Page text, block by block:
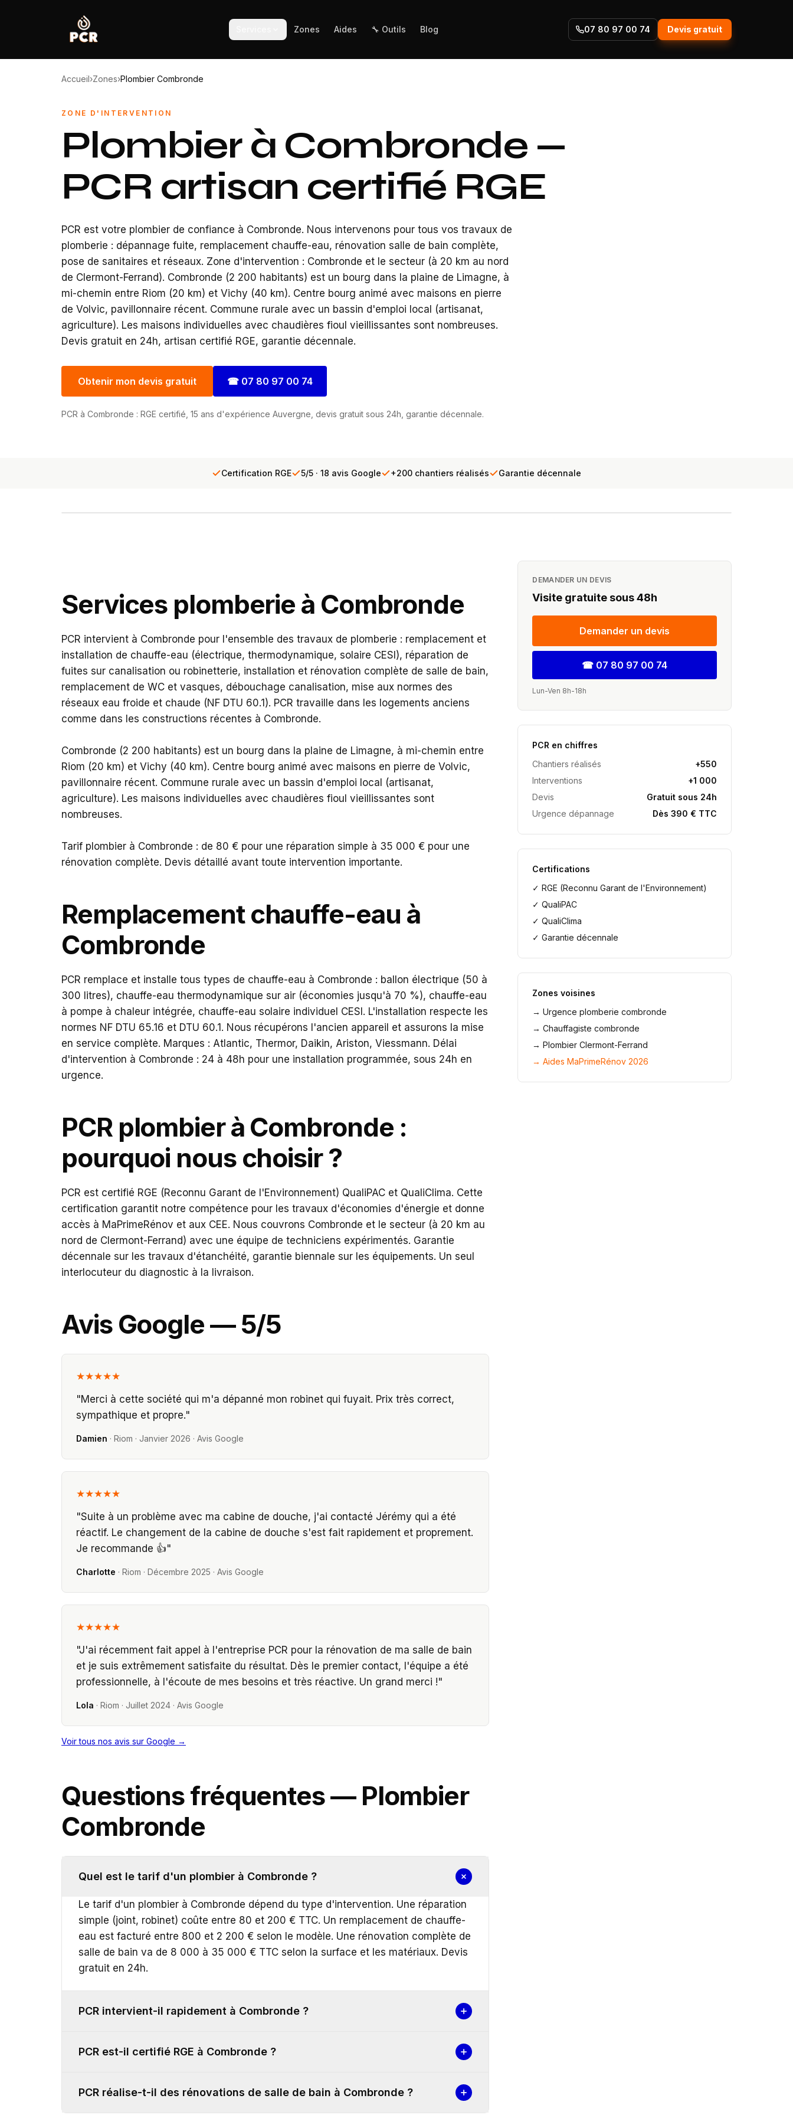
Zones Aides 🔧 Outils Blog 07 80 97 00 74 Devis gratuit
Accueil›Zones›Plombier Combronde
ZONE D'INTERVENTION
Plombier à Combronde —
PCR artisan certifié RGE
PCR est votre plombier de confiance à Combronde. Nous intervenons pour tous vos travaux de
plomberie : dépannage fuite, remplacement chauffe-eau, rénovation salle de bain complète,
pose de sanitaires et réseaux. Zone d'intervention : Combronde et le secteur (à 20 km au nord
de Clermont-Ferrand). Combronde (2 200 habitants) est un bourg dans la plaine de Limagne, à
mi-chemin entre Riom (20 km) et Vichy (40 km). Centre bourg animé avec maisons en pierre
de Volvic, pavillonnaire récent. Commune rurale avec un bassin d'emploi local (artisanat,
agriculture). Les maisons individuelles avec chaudières fioul vieillissantes sont nombreuses.
Devis gratuit en 24h, artisan certifié RGE, garantie décennale.
Obtenir mon devis gratuit ☎ 07 80 97 00 74
PCR à Combronde : RGE certifié, 15 ans d'expérience Auvergne, devis gratuit sous 24h, garantie décennale.
Certification RGE 5/5 · 18 avis Google +200 chantiers réalisés Garantie décennale
Services plomberie à Combronde
PCR intervient à Combronde pour l'ensemble des travaux de plomberie : remplacement et
installation de chauffe-eau (électrique, thermodynamique, solaire CESI), réparation de
fuites sur canalisation ou robinetterie, installation et rénovation complète de salle de bain,
remplacement de WC et vasques, débouchage canalisation, mise aux normes des
réseaux eau froide et chaude (NF DTU 60.1). PCR travaille dans les logements anciens
comme dans les constructions récentes à Combronde.
Combronde (2 200 habitants) est un bourg dans la plaine de Limagne, à mi-chemin entre
Riom (20 km) et Vichy (40 km). Centre bourg animé avec maisons en pierre de Volvic,
pavillonnaire récent. Commune rurale avec un bassin d'emploi local (artisanat,
agriculture). Les maisons individuelles avec chaudières fioul vieillissantes sont
nombreuses.
Tarif plombier à Combronde : de 80 € pour une réparation simple à 35 000 € pour une
rénovation complète. Devis détaillé avant toute intervention importante.
Remplacement chauffe-eau à
Combronde
PCR remplace et installe tous types de chauffe-eau à Combronde : ballon électrique (50 à
300 litres), chauffe-eau thermodynamique sur air (économies jusqu'à 70 %), chauffe-eau
à pompe à chaleur intégrée, chauffe-eau solaire individuel CESI. L'installation respecte les
normes NF DTU 65.16 et DTU 60.1. Nous récupérons l'ancien appareil et assurons la mise
en service complète. Marques : Atlantic, Thermor, Daikin, Ariston, Viessmann. Délai
d'intervention à Combronde : 24 à 48h pour une installation programmée, sous 24h en
urgence.
PCR plombier à Combronde :
pourquoi nous choisir ?
PCR est certifié RGE (Reconnu Garant de l'Environnement) QualiPAC et QualiClima. Cette
certification garantit notre compétence pour les travaux d'économies d'énergie et donne
accès à MaPrimeRénov et aux CEE. Nous couvrons Combronde et le secteur (à 20 km au
nord de Clermont-Ferrand) avec une équipe de techniciens expérimentés. Garantie
décennale sur les travaux d'étanchéité, garantie biennale sur les équipements. Un seul
interlocuteur du diagnostic à la livraison.
Avis Google — 5/5
★★★★★
"Merci à cette société qui m'a dépanné mon robinet qui fuyait. Prix très correct,
sympathique et propre."
Damien · Riom · Janvier 2026 · Avis Google
★★★★★
"Suite à un problème avec ma cabine de douche, j'ai contacté Jérémy qui a été
réactif. Le changement de la cabine de douche s'est fait rapidement et proprement.
Je recommande 👍"
Charlotte · Riom · Décembre 2025 · Avis Google
★★★★★
"J'ai récemment fait appel à l'entreprise PCR pour la rénovation de ma salle de bain
et je suis extrêmement satisfaite du résultat. Dès le premier contact, l'équipe a été
professionnelle, à l'écoute de mes besoins et très réactive. Un grand merci !"
Lola · Riom · Juillet 2024 · Avis Google
Voir tous nos avis sur Google →
Questions fréquentes — Plombier
Combronde
Quel est le tarif d'un plombier à Combronde ?
Le tarif d'un plombier à Combronde dépend du type d'intervention. Une réparation
simple (joint, robinet) coûte entre 80 et 200 € TTC. Un remplacement de chauffe-
eau est facturé entre 800 et 2 200 € selon le modèle. Une rénovation complète de
salle de bain va de 8 000 à 35 000 € TTC selon la surface et les matériaux. Devis
gratuit en 24h.
PCR intervient-il rapidement à Combronde ?
PCR est-il certifié RGE à Combronde ?
PCR réalise-t-il des rénovations de salle de bain à Combronde ?
DEMANDER UN DEVIS
Visite gratuite sous 48h
Demander un devis
☎ 07 80 97 00 74
Lun-Ven 8h-18h
PCR en chiffres
Chantiers réalisés
+550
Interventions
+1 000
Devis
Gratuit sous 24h
Urgence dépannage
Dès 390 € TTC
Certifications
✓ RGE (Reconnu Garant de l'Environnement)
✓ QualiPAC
✓ QualiClima
✓ Garantie décennale
Zones voisines
→Urgence plomberie combronde
→Chauffagiste combronde
→Plombier Clermont-Ferrand
→ Aides MaPrimeRénov 2026